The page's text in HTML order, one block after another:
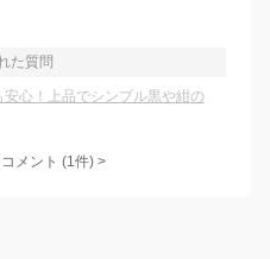
た質問
安心！上品でシンプル黒や紺の
メント (1件) >